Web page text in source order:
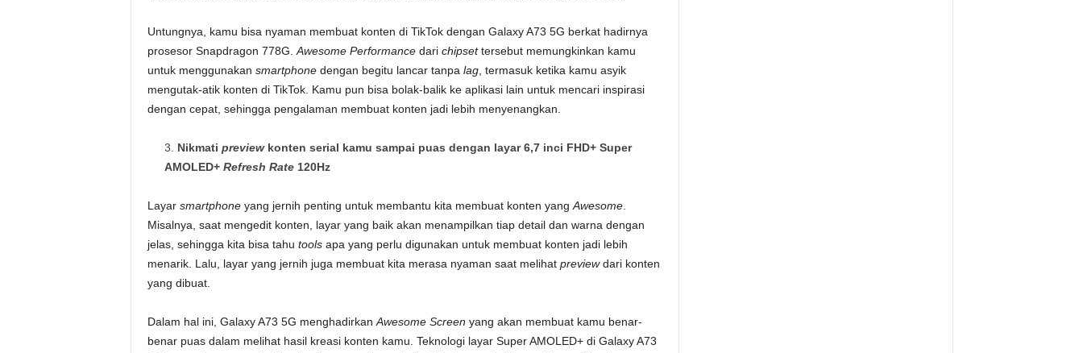
Untungnya, kamu bisa nyaman membuat konten di TikTok dengan Galaxy A73 5G berkat hadirnya
prosesor Snapdragon 778G. Awesome Performancedari chipsettersebut memungkinkan kamu
untuk menggunakan smartphonedengan begitu lancar tanpa lag, termasuk ketika kamu asyik
mengutak-atik konten di TikTok. Kamu pun bisa bolak-balik ke aplikasi lain untuk mencari inspirasi
dengan cepat, sehingga pengalaman membuat konten jadi lebih menyenangkan.
Nikmati previewkonten serial kamu sampai puas dengan layar 6,7 inci FHD+ Super
AMOLED+ Refresh Rate120Hz
Layar smartphoneyang jernih penting untuk membantu kita membuat konten yang Awesome.
Misalnya, saat mengedit konten, layar yang baik akan menampilkan tiap detail dan warna dengan
jelas, sehingga kita bisa tahu toolsapa yang perlu digunakan untuk membuat konten jadi lebih
menarik. Lalu, layar yang jernih juga membuat kita merasa nyaman saat melihat previewdari konten
yang dibuat.
Dalam hal ini, Galaxy A73 5G menghadirkan Awesome Screen yang akan membuat kamu benar-
benar puas dalam melihat hasil kreasi konten kamu. Teknologi layar Super AMOLED+ di Galaxy A73